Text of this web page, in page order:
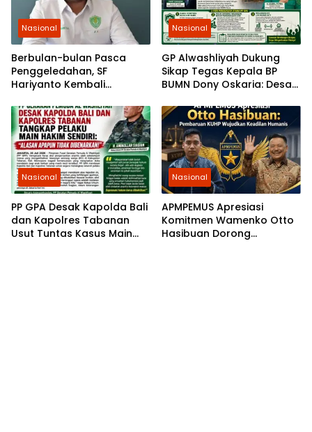
Nasional
Berbulan-bulan Pasca
Penggeledahan, SF
Hariyanto Kembali
Tagih Kepastian dari KPK
Nasional
GP Alwashliyah Dukung
Sikap Tegas Kepala BP
BUMN Dony Oskaria: Desak
Restrukturisasi Tanpa
Mengorbankan Karyawan
Nasional
PP GPA Desak Kapolda Bali
dan Kapolres Tabanan
Usut Tuntas Kasus Main
Nasional
APMPEMUS Apresiasi
Komitmen Wamenko Otto
Hasibuan Dorong